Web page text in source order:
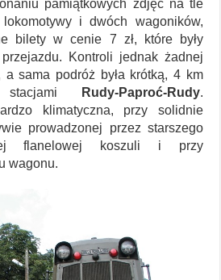
pamiątkowych zdjęć na tle
lokomotywy i dwóch wagoników,
bilety w cenie 7 zł, które były
Kontroli jednak żadnej
a sama podróż była krótką, 4 km
stacjami
Rudy-Paproć-Rudy.
klimatyczna, przy solidnie
prowadzonej przez starszego
flanelowej koszuli i przy
wagonu.